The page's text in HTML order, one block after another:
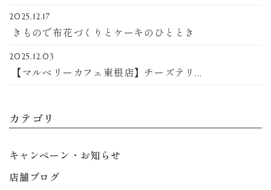
2025.12.17
きもので布花づくりとケーキのひととき
2025.12.03
【マルベリーカフェ東根店】チーズテリ...
カテゴリ
キャンペーン・お知らせ
店舗ブログ